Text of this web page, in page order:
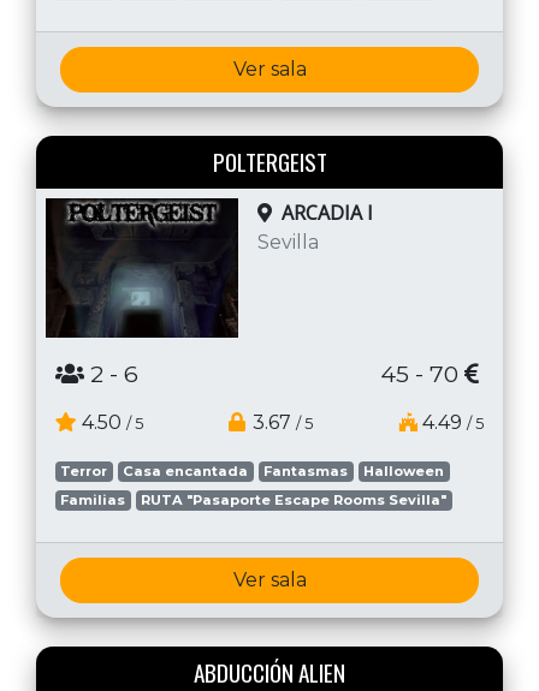
Ver sala
POLTERGEIST
ARCADIA I
Sevilla
2 - 6 45 - 70
4.50 / 5 3.67 / 5 4.49 / 5
Terror Casa encantada Fantasmas
Halloween
Familias
RUTA "Pasaporte Escape Rooms Sevilla"
Ver sala
ABDUCCIÓN ALIEN